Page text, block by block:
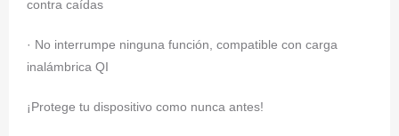
contra caídas
· No interrumpe ninguna función, compatible con carga
inalámbrica QI
¡Protege tu dispositivo como nunca antes!